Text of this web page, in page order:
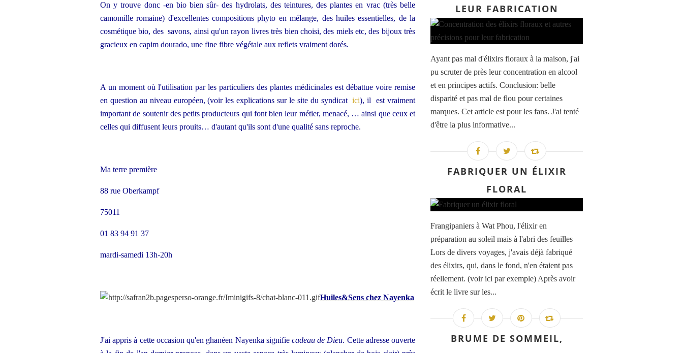
On y trouve donc -en bio bien sûr- des hydrolats, des teintures, des plantes en vrac (très belle
camomille romaine) d'excellentes compositions phyto en mélange, des huiles essentielles, de la
cosmétique bio, des savons, ainsi qu'un rayon livres très bien choisi, des miels etc, des bijoux très
gracieux en capim dourado, une fine fibre végétale aux reflets vraiment dorés.
A un moment où l'utilisation par les particuliers des plantes médicinales est débattue voire remise
en question au niveau européen, (voir les explications sur le site du syndicatici), il est vraiment
important de soutenir des petits producteurs qui font bien leur métier, menacé, … ainsi que ceux et
celles qui diffusent leurs prouits… d'autant qu'ils sont d'une qualité sans reproche.
Ma terre première
88 rue Oberkampf
75011
01 83 94 91 37
mardi-samedi 13h-20h
Huiles&Sens chez Nayenka
J'ai appris à cette occasion qu'en ghanéen Nayenka signifie cadeau de Dieu. Cette adresse ouverte
LEUR FABRICATION
Ayant pas mal d'élixirs floraux à la maison, j'ai
pu scruter de près leur concentration en alcool
et en principes actifs. Conclusion: belle
disparité et pas mal de flou pour certaines
marques. Cet article est pour les fans. J'ai tenté
d'être la plus informative...
FABRIQUER UN ÉLIXIR
FLORAL
Frangipaniers à Wat Phou, l'élixir en
préparation au soleil mais à l'abri des feuilles
Lors de divers voyages, j'avais déjà fabriqué
des élixirs, qui, dans le fond, n'en étaient pas
réellement. (voir ici par exemple) Après avoir
écrit le livre sur les...
BRUME DE SOMMEIL,